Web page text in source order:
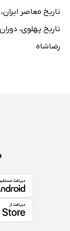
برگزاری عاشورا
جریان و خاتمه
اعلان: مؤسسه
ورود یکی از
اعلان شرکت
در اطراف جشن
تاریخ معاصر ایران،
تاریخ پهلوی،
رضاشاه